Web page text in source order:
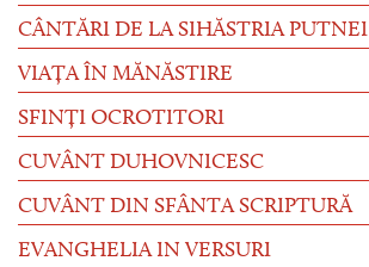
CÂNTĂRI DE LA SIHĂSTRIA PUTNEI
VIAȚA ÎN MĂNĂSTIRE
SFINȚI OCROTITORI
CUVÂNT DUHOVNICESC
CUVÂNT DIN SFÂNTA SCRIPTURĂ
EVANGHELIA IN VERSURI